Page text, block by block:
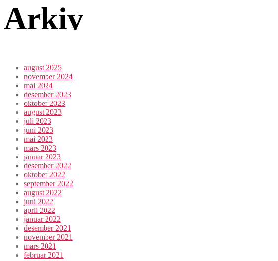
Arkiv
august 2025
november 2024
mai 2024
desember 2023
oktober 2023
august 2023
juli 2023
juni 2023
mai 2023
mars 2023
januar 2023
desember 2022
oktober 2022
september 2022
august 2022
juni 2022
april 2022
januar 2022
desember 2021
november 2021
mars 2021
februar 2021